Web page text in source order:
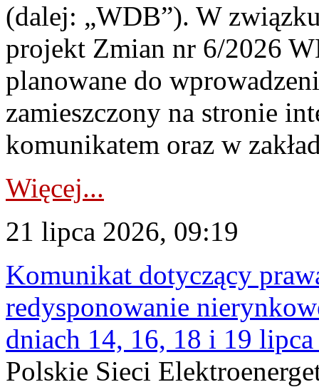
(dalej: „WDB”). W
projekt Zmian nr 6/2026
planowane do
zamieszczony na stronie
komunikatem oraz w
Więcej...
21 lipca 2026, 09:19
Komunikat dotyczący
redysponowanie
dniach 14, 16, 18 i 19
Polskie Sieci